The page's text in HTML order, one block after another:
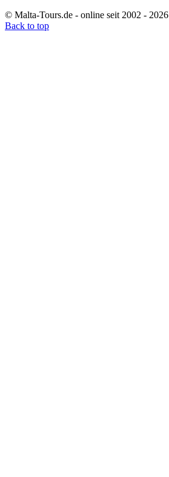
© Malta-Tours.de - online seit 2002 - 2026
Back to top